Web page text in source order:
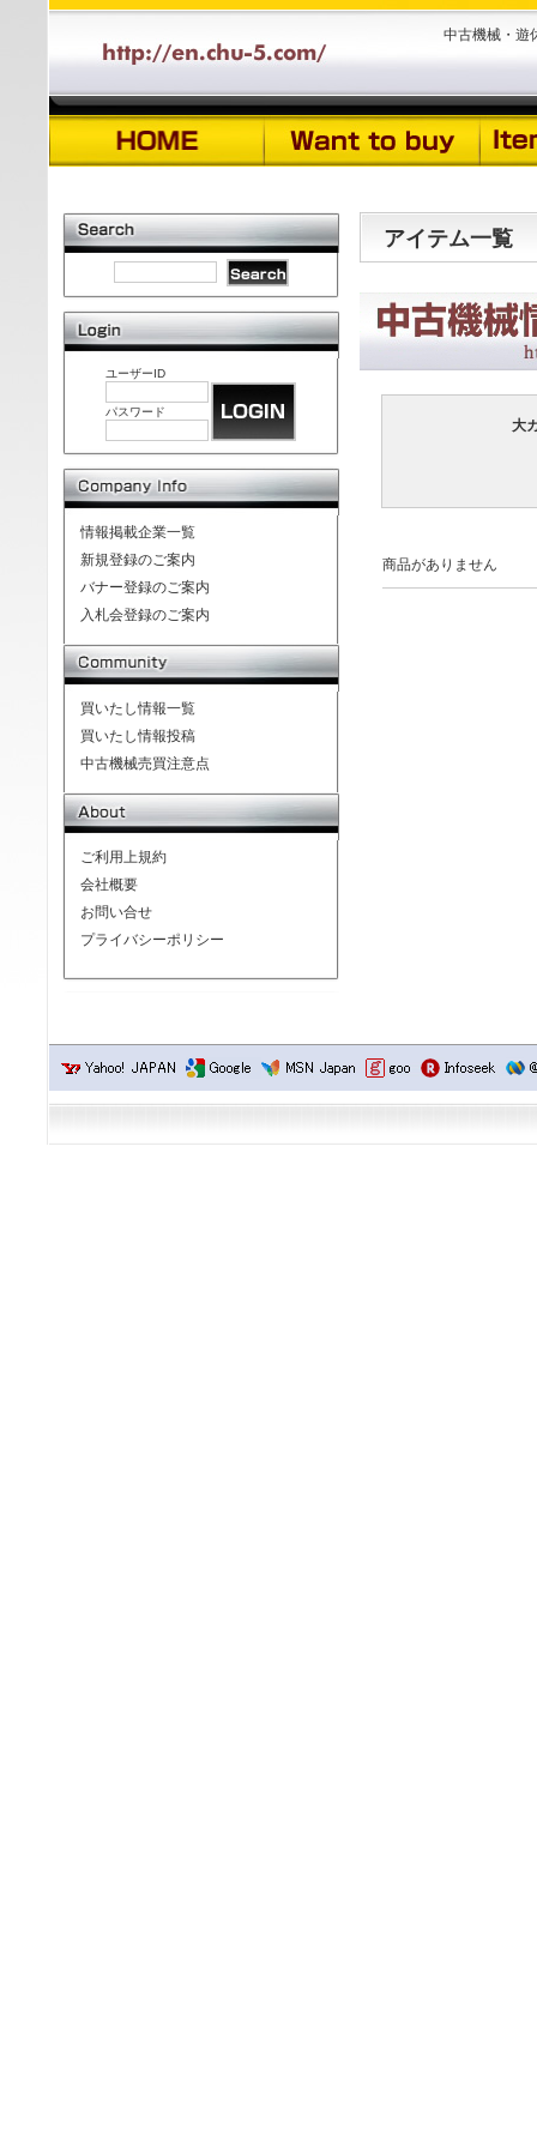
中古機械・遊
アイテム一覧
大
商品がありません
ユーザーID
パスワード
情報掲載企業一覧
新規登録のご案内
バナー登録のご案内
入札会登録のご案内
買いたし情報一覧
買いたし情報投稿
中古機械売買注意点
ご利用上規約
会社概要
お問い合せ
プライバシーポリシー